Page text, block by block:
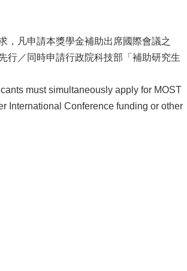
，凡申請本獎學金補助出席國際會議之
行／同時申請行政院科技部「補助研究生
must simultaneously apply for MOST
International Conference funding or other